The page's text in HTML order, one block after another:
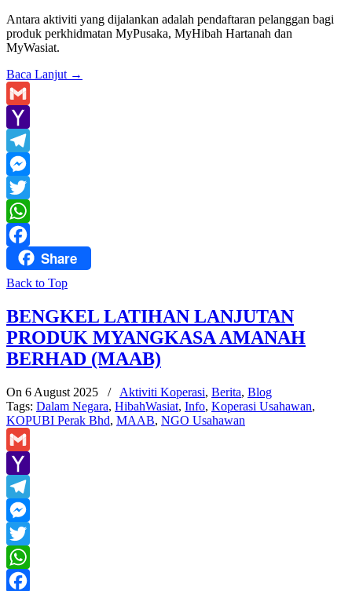
Antara aktiviti yang dijalankan adalah pendaftaran pelanggan bagi
produk perkhidmatan MyPusaka, MyHibah Hartanah dan
MyWasiat.
Baca Lanjut →
Gmail
Yahoo
Mail
Telegram
Messenger
Twitter
WhatsApp
FacebookShare
Back to Top
BENGKEL LATIHAN LANJUTAN
PRODUK MYANGKASA AMANAH
BERHAD (MAAB)
On 6 August 2025 / Aktiviti Koperasi, Berita, Blog
Tags: Dalam Negara, HibahWasiat, Info, Koperasi Usahawan,
KOPUBI Perak Bhd, MAAB, NGO Usahawan
Gmail
Yahoo
Mail
Telegram
Messenger
Twitter
WhatsApp